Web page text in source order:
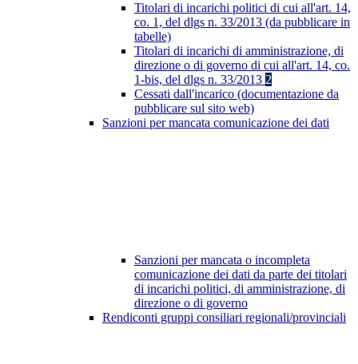
Titolari di incarichi politici di cui all'art. 14,
co. 1, del dlgs n. 33/2013 (da pubblicare in
tabelle)
Titolari di incarichi di amministrazione, di
direzione o di governo di cui all'art. 14, co.
1-bis, del dlgs n. 33/2013 2
Cessati dall'incarico (documentazione da
pubblicare sul sito web)
Sanzioni per mancata comunicazione dei dati
Sanzioni per mancata o incompleta
comunicazione dei dati da parte dei titolari
di incarichi politici, di amministrazione, di
direzione o di governo
Rendiconti gruppi consiliari regionali/provinciali